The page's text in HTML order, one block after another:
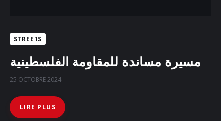
STREETS
مسيرة مساندة للمقاومة الفلسطينية
25 OCTOBRE 2024
LIRE PLUS